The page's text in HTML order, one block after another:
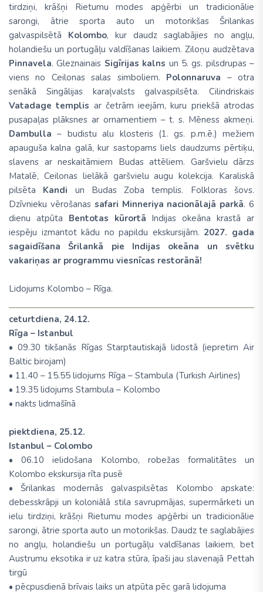
tirdziņi, krāšņi Rietumu modes apģērbi un tradicionālie
sarongi, ātrie sporta auto un motorikšas Šrilankas
galvaspilsētā Kolombo, kur daudz saglabājies no angļu,
holandiešu un portugāļu valdīšanas laikiem. Ziloņu audzētava
Pinnavela. Gleznainais Sigīrijas kalns un 5. gs. pilsdrupas –
viens no Ceilonas salas simboliem. Polonnaruva – otra
senākā Singālijas karaļvalsts galvaspilsēta. Cilindriskais
Vatadage templis ar četrām ieejām, kuru priekšā atrodas
pusapaļas plāksnes ar ornamentiem – t. s. Mēness akmeņi.
Dambulla – budistu alu klosteris (1. gs. p.m.ē.) mežiem
apauguša kalna galā, kur sastopams liels daudzums pērtiķu,
slavens ar neskaitāmiem Budas attēliem. Garšvielu dārzs
Matalē, Ceilonas lielākā garšvielu augu kolekcija. Karaliskā
pilsēta Kandi un Budas Zoba templis. Folkloras šovs.
Dzīvnieku vērošanas safari Minneriya nacionālajā parkā. 6
dienu atpūta Bentotas kūrortā Indijas okeāna krastā ar
iespēju izmantot kādu no papildu ekskursijām. 2027. gada
sagaidīšana Šrilankā pie Indijas okeāna un svētku
vakariņas ar programmu viesnīcas restorānā!
Lidojums Kolombo – Rīga.
ceturtdiena, 24.12.
Rīga – Istanbul
• 09.30 tikšanās Rīgas Starptautiskajā lidostā (iepretim Air
Baltic birojam)
• 11.40 – 15.55 lidojums Rīga – Stambula (Turkish Airlines)
• 19.35 lidojums Stambula – Kolombo
• nakts lidmašīnā
piektdiena, 25.12.
Istanbul – Colombo
• 06.10 ielidošana Kolombo, robežas formalitātes un
Kolombo ekskursija rīta pusē
• Šrilankas modernās galvaspilsētas Kolombo apskate:
debesskrāpji un koloniālā stila savrupmājas, supermārketi un
ielu tirdziņi, krāšņi Rietumu modes apģērbi un tradicionālie
sarongi, ātrie sporta auto un motorikšas. Daudz te saglabājies
no angļu, holandiešu un portugāļu valdīšanas laikiem, bet
Austrumu eksotika ir uz katra stūra, īpaši jau slavenajā Pettah
tirgū
• pēcpusdienā brīvais laiks un atpūta pēc garā lidojuma